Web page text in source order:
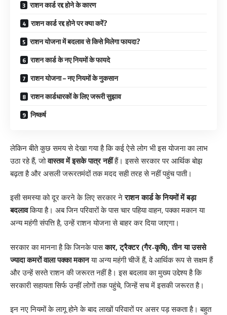
राशन कार्ड रद्द होने के कारण
राशन कार्ड रद्द होने पर क्या करें?
राशन योजना में बदलाव से किसे मिलेगा फायदा?
राशन कार्ड के नए नियमों के फायदे
राशन योजना – नए नियमों के नुकसान
राशन कार्डधारकों के लिए जरूरी सुझाव
निष्कर्ष
लेकिन बीते कुछ समय से देखा गया है कि कई ऐसे लोग भी इस योजना का लाभ
उठा रहे हैं, जोवास्तव में इसके पात्र नहींहैं। इससे सरकार पर आर्थिक बोझ
बढ़ता है और असली जरूरतमंदों तक मदद सही तरह से नहीं पहुंच पाती।
इसी समस्या को दूर करने के लिए सरकार नेराशन कार्ड के नियमों में बड़ा
बदलावकिया है। अब जिन परिवारों के पास चार पहिया वाहन, पक्का मकान या
अन्य महंगी संपत्ति है, उन्हें राशन योजना से बाहर कर दिया जाएगा।
सरकार का मानना है कि जिनके पासकार, ट्रैक्टर (गैर-कृषि), तीन या उससे
ज्यादा कमरों वाला पक्का मकानया अन्य महंगी चीजें हैं, वे आर्थिक रूप से सक्षम हैं
और उन्हें सस्ते राशन की जरूरत नहीं है। इस बदलाव का मुख्य उद्देश्य है कि
सरकारी सहायता सिर्फ उन्हीं लोगों तक पहुंचे, जिन्हें सच में इसकी जरूरत है।
इन नए नियमों के लागू होने के बाद लाखों परिवारों पर असर पड़ सकता है। बहुत